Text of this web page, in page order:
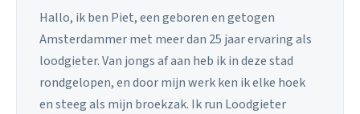
Hallo, ik ben Piet, een geboren en getogen
Amsterdammer met meer dan 25 jaar ervaring als
loodgieter. Van jongs af aan heb ik in deze stad
rondgelopen, en door mijn werk ken ik elke hoek
en steeg als mijn broekzak. Ik run Loodgieter